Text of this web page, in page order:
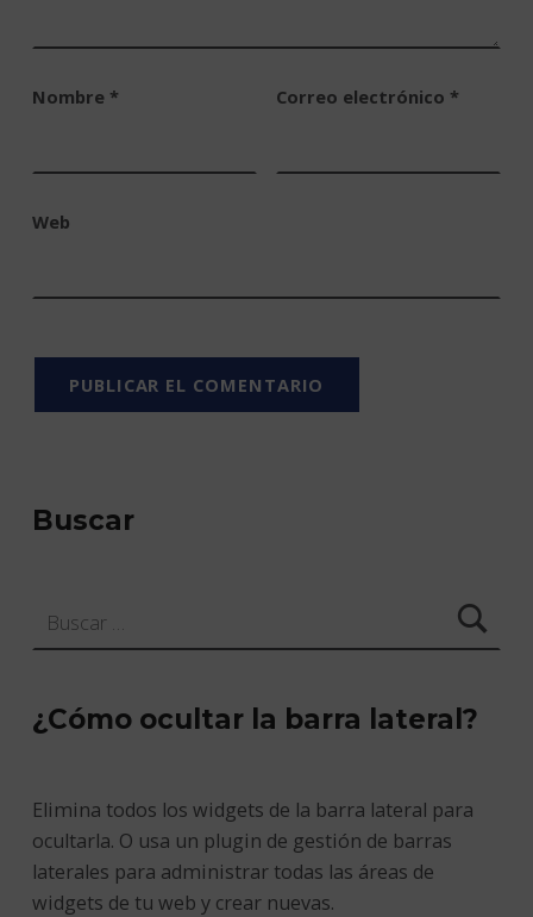
Nombre * Correo electrónico *
Web
Buscar
¿Cómo ocultar la barra lateral?
Elimina todos los widgets de la barra lateral para
ocultarla. O usa un plugin de gestión de barras
laterales para administrar todas las áreas de
widgets de tu web y crear nuevas.